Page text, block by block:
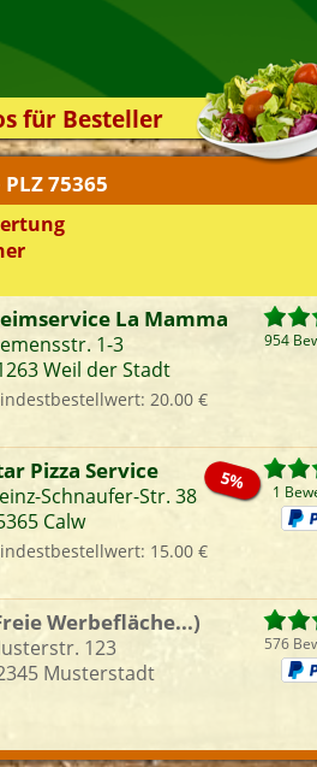
für Besteller
App
Sortierung:
Pizza
Nudeln
sofort
PLZ 75365
La Mamma
1-3
Weil der Stadt
20.00 €
954
5%
Pizza Service
Schnaufer-Str. 38
Calw
15.00 €
1
Werbefläche...)
123
Musterstadt
576